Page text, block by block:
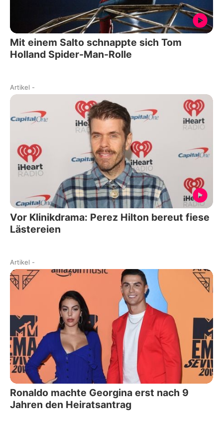
Mit einem Salto schnappte sich Tom
Holland Spider-Man-Rolle
Artikel -
Vor Klinikdrama: Perez Hilton bereut fiese
Lästereien
Artikel -
Ronaldo machte Georgina erst nach 9
Jahren den Heiratsantrag